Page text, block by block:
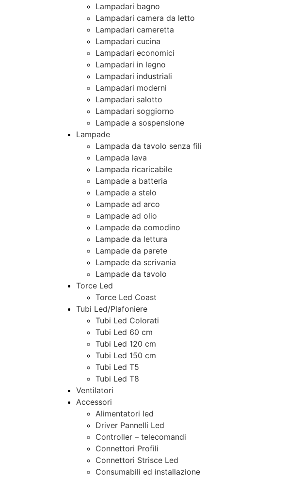
Lampadari bagno
Lampadari camera da letto
Lampadari cameretta
Lampadari cucina
Lampadari economici
Lampadari in legno
Lampadari industriali
Lampadari moderni
Lampadari salotto
Lampadari soggiorno
Lampade a sospensione
Lampade
Lampada da tavolo senza fili
Lampada lava
Lampada ricaricabile
Lampade a batteria
Lampade a stelo
Lampade ad arco
Lampade ad olio
Lampade da comodino
Lampade da lettura
Lampade da parete
Lampade da scrivania
Lampade da tavolo
Torce Led
Torce Led Coast
Tubi Led/Plafoniere
Tubi Led Colorati
Tubi Led 60 cm
Tubi Led 120 cm
Tubi Led 150 cm
Tubi Led T5
Tubi Led T8
Ventilatori
Accessori
Alimentatori led
Driver Pannelli Led
Controller – telecomandi
Connettori Profili
Connettori Strisce Led
Consumabili ed installazione